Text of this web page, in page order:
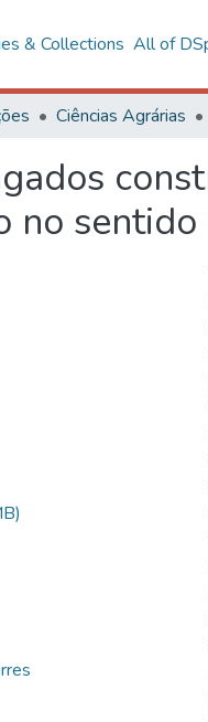
& Collections All of
Ciências Agrárias
no